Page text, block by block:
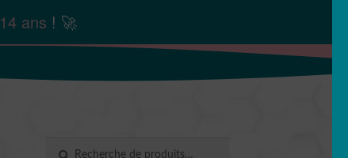
14 ans ! 🚀
RECHERCHE